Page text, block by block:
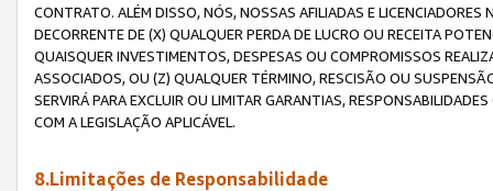
CONTRATO. ALÉM DISSO, NÓS, NOSSAS AFILIADAS E
DECORRENTE DE (X) QUALQUER PERDA DE LUCRO OU RECEITA
QUAISQUER INVESTIMENTOS, DESPESAS OU COMPROMISSOS
ASSOCIADOS, OU (Z) QUALQUER TÉRMINO, RESCISÃO OU
SERVIRÁ PARA EXCLUIR OU LIMITAR GARANTIAS,
COM A LEGISLAÇÃO APLICÁVEL.
8.Limitações de Responsabilidade